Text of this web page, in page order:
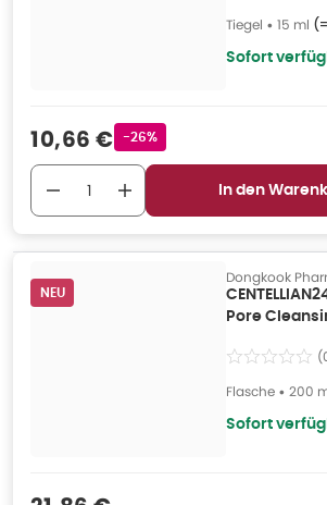
Tiegel • 15 ml (=
Sofort
Verkaufspreis
10,66 € Rabattstempel
-26%
In den
NEU
Dongkook
Pore
(
Flasche • 200
Sofort